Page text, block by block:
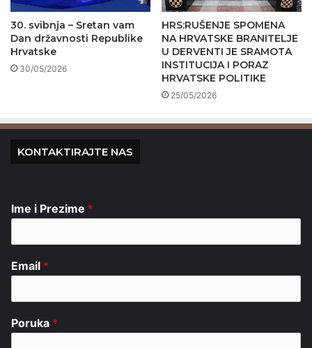
30. svibnja – Sretan vam
Dan državnosti Republike
Hrvatske
30/05/2026
HRS:RUŠENJE SPOMENA
NA HRVATSKE BRANITELJE
U DERVENTI JE SRAMOTA
INSTITUCIJA I PORAZ
HRVATSKE POLITIKE
25/05/2026
KONTAKTIRAJTE NAS
Ime i Prezime *
Email *
Poruka *